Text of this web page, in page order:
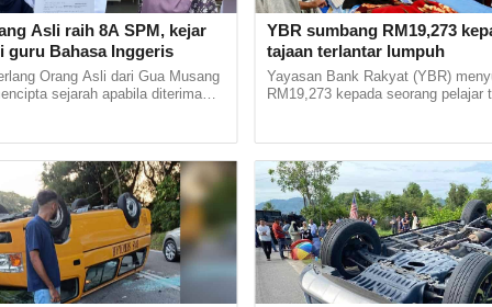
SOVO Kit 2.0, aplikasi interaktif
mendengar untuk memupuk minat...
12:00pm
serlah bakat di Karnival
Berhak Hebat Pahang
173 murid prasekolah bersama guru pengiring,
pendidikan dan komuniti Pahang memeriahkan
Prasekolahku Berhak Hebat Peringkat Negeri
Asli raih 8A SPM, kejar
guru Bahasa Inggeris
Orang Asli dari Gua Musang
sejarah apabila diterima
YBR sumbang RM19,273
tajaan terlantar lumpuh
Yayasan Bank Rakyat (YBR)
RM19,273 kepada seorang pelajar